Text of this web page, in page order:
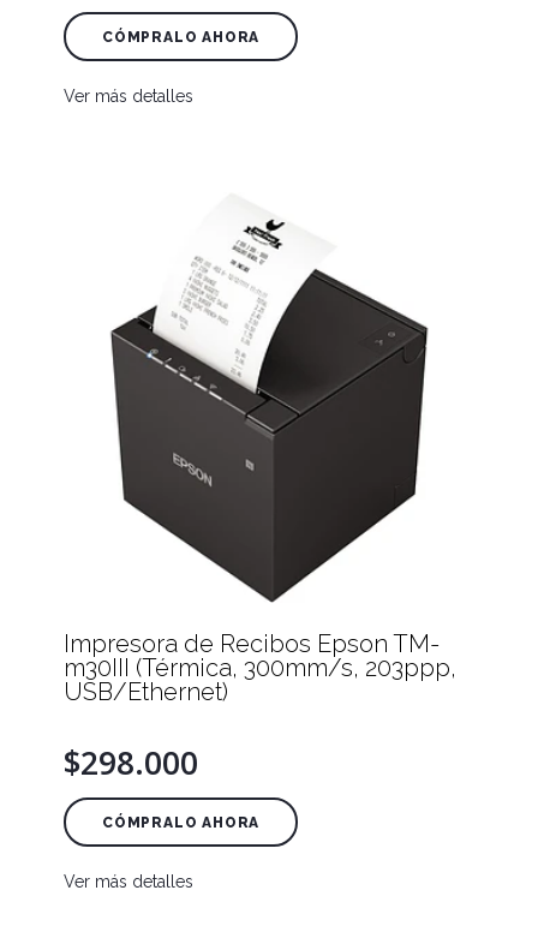
CÓMPRALO AHORA
Ver más detalles
Impresora de Recibos Epson TM-
m30III (Térmica, 300mm/s, 203ppp,
USB/Ethernet)
$298.000
CÓMPRALO AHORA
Ver más detalles